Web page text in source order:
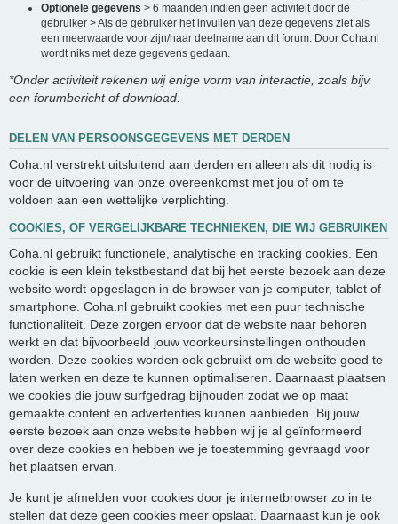
Optionele gegevens > 6 maanden indien geen activiteit door de
gebruiker > Als de gebruiker het invullen van deze gegevens ziet als
een meerwaarde voor zijn/haar deelname aan dit forum. Door Coha.nl
wordt niks met deze gegevens gedaan.
*Onder activiteit rekenen wij enige vorm van interactie, zoals bijv.
een forumbericht of download.
DELEN VAN PERSOONSGEGEVENS MET DERDEN
Coha.nl verstrekt uitsluitend aan derden en alleen als dit nodig is
voor de uitvoering van onze overeenkomst met jou of om te
voldoen aan een wettelijke verplichting.
COOKIES, OF VERGELIJKBARE TECHNIEKEN, DIE WIJ GEBRUIKEN
Coha.nl gebruikt functionele, analytische en tracking cookies. Een
cookie is een klein tekstbestand dat bij het eerste bezoek aan deze
website wordt opgeslagen in de browser van je computer, tablet of
smartphone. Coha.nl gebruikt cookies met een puur technische
functionaliteit. Deze zorgen ervoor dat de website naar behoren
werkt en dat bijvoorbeeld jouw voorkeursinstellingen onthouden
worden. Deze cookies worden ook gebruikt om de website goed te
laten werken en deze te kunnen optimaliseren. Daarnaast plaatsen
we cookies die jouw surfgedrag bijhouden zodat we op maat
gemaakte content en advertenties kunnen aanbieden. Bij jouw
eerste bezoek aan onze website hebben wij je al geïnformeerd
over deze cookies en hebben we je toestemming gevraagd voor
het plaatsen ervan.
Je kunt je afmelden voor cookies door je internetbrowser zo in te
stellen dat deze geen cookies meer opslaat. Daarnaast kun je ook